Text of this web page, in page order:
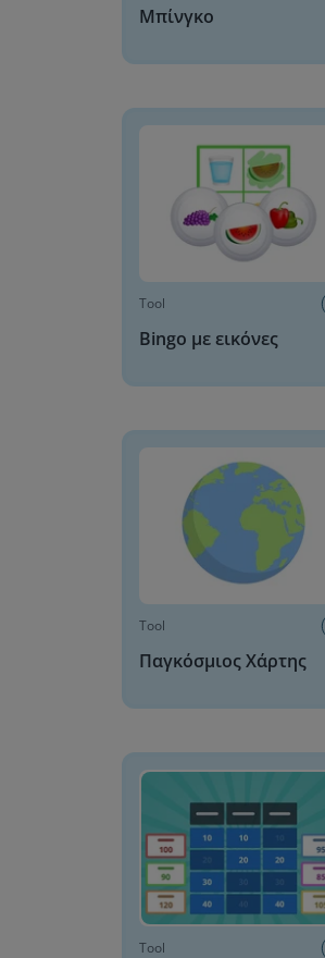
Μπίνγκο
Tool
Bingo με εικόνες
Tool
Παγκόσμιος Χάρτης
Tool